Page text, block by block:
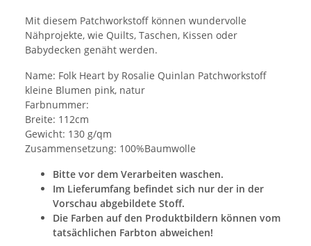
Mit diesem Patchworkstoff können wundervolle
Nähprojekte, wie Quilts, Taschen, Kissen oder
Babydecken genäht werden.
Name: Folk Heart by Rosalie Quinlan Patchworkstoff
kleine Blumen pink, natur
Farbnummer:
Breite: 112cm
Gewicht: 130 g/qm
Zusammensetzung: 100%Baumwolle
Bitte vor dem Verarbeiten waschen.
Im Lieferumfang befindet sich nur der in der
Vorschau abgebildete Stoff.
Die Farben auf den Produktbildern können vom
tatsächlichen Farbton abweichen!